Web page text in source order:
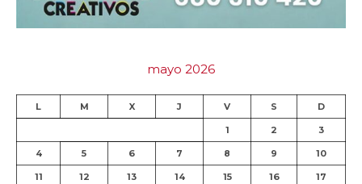
mayo 2026
L M X J V S D
1 2 3
4 5 6 7 8 9 10
11 12 13 14 15 16 17